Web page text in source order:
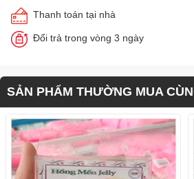
Thanh toán tại nhà
Đổi trả trong vòng 3 ngày
SẢN PHẨM THƯỜNG MUA